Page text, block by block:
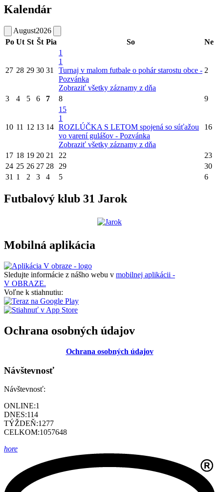
Kalendár
August2026
Po Ut St Št Pia So Ne
27 28 29 30 31
1
1
Turnaj v malom futbale o pohár starostu obce -
Pozvánka
Zobraziť všetky záznamy z dňa
2
3 4 5 6 7 8 9
10 11 12 13 14
15
1
ROZLÚČKA S LETOM spojená so súťažou
vo varení gulášov - Pozvánka
Zobraziť všetky záznamy z dňa
16
17 18 19 20 21 22
23
24 25 26 27 28 29
30
31 1 2 3 4 5 6
Futbalový klub 31 Jarok
Mobilná aplikácia
Sledujte informácie z nášho webu v mobilnej aplikácii -
V OBRAZE.
Voľne k stiahnutiu:
Ochrana osobných údajov
Ochrana osobných údajov
Návštevnosť
Návštevnosť:
ONLINE:1
DNES:114
TÝŽDEŇ:1277
CELKOM:1057648
hore